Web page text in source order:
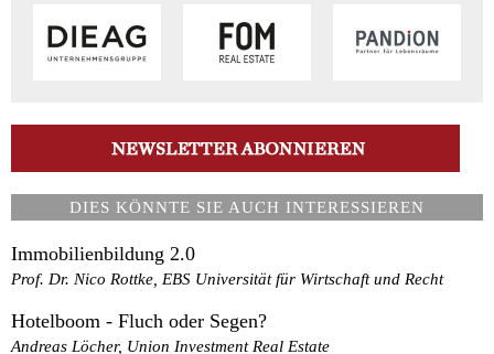
DIES KÖNNTE SIE AUCH INTERESSIEREN
Immobilienbildung 2.0
Prof. Dr. Nico Rottke, EBS Universität für Wirtschaft und Recht
Hotelboom - Fluch oder Segen?
Andreas Löcher, Union Investment Real Estate